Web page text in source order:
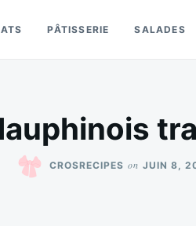
PÂTISSERIE SALADES
CROSRECIPES on JUIN 8,